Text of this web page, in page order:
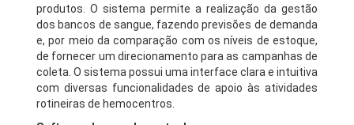
produtos. O sistema permite a realização da gestão
dos bancos de sangue, fazendo previsões de demanda
e, por meio da comparação com os níveis de estoque,
de fornecer um direcionamento para as campanhas de
coleta. O sistema possui uma interface clara e intuitiva
com diversas funcionalidades de apoio às atividades
rotineiras de hemocentros.